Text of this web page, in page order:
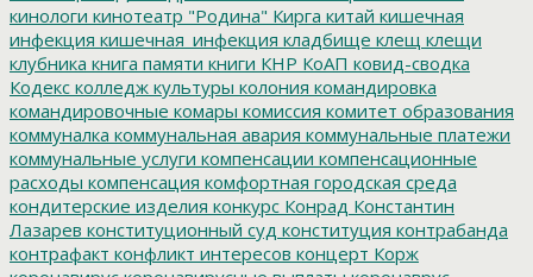
кинологи кинотеатр "Родина" Кирга китай кишечная
инфекция кишечная_инфекция кладбище клещ клещи
клубника книга памяти книги КНР КоАП ковид-сводка
Кодекс колледж культуры колония командировка
командировочные комары комиссия комитет образования
коммуналка коммунальная авария коммунальные платежи
коммунальные услуги компенсации компенсационные
расходы компенсация комфортная городская среда
кондитерские изделия конкурс Конрад Константин
Лазарев конституционный суд конституция контрабанда
контрафакт конфликт интересов концерт Корж